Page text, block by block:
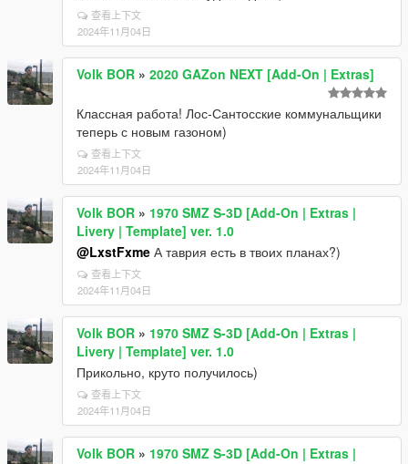
查看上下文
2024年11月04日
Volk BOR » 2020 GAZon NEXT [Add-On | Extras]
Классная работа! Лос-Сантосские коммунальщики
теперь с новым газоном)
查看上下文
2024年11月04日
Volk BOR » 1970 SMZ S-3D [Add-On | Extras |
Livery | Template] ver. 1.0
@LxstFxme А таврия есть в твоих планах?)
查看上下文
2024年11月04日
Volk BOR » 1970 SMZ S-3D [Add-On | Extras |
Livery | Template] ver. 1.0
Прикольно, круто получилось)
查看上下文
2024年11月04日
Volk BOR » 1970 SMZ S-3D [Add-On | Extras |